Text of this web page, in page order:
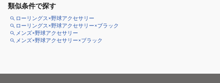
類似条件で探す
ローリングス×野球アクセサリー
ローリングス×野球アクセサリー×ブラック
メンズ×野球アクセサリー
メンズ×野球アクセサリー×ブラック